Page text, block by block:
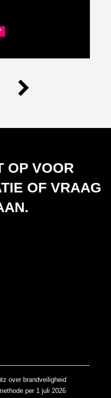
OP VOOR
OF VRAAG
over brandveiligheid
per 1 juli 2026